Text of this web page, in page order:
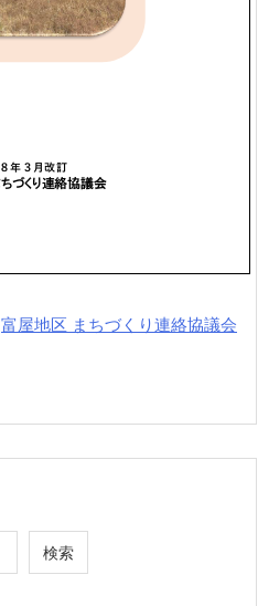
富屋地区 まちづくり連絡協議会
検索